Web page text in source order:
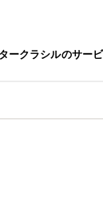
ークラシルのサー